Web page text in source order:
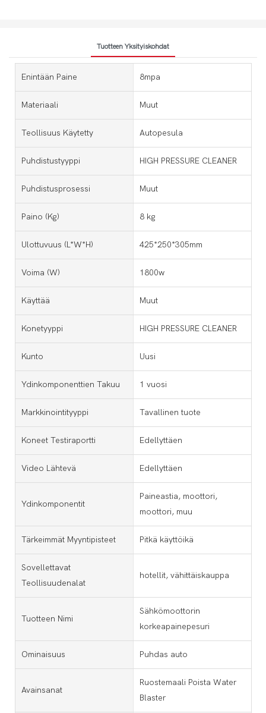
Tuotteen Yksityiskohdat
Enintään Paine 8mpa
Materiaali Muut
Teollisuus Käytetty Autopesula
Puhdistustyyppi HIGH PRESSURE CLEANER
Puhdistusprosessi Muut
Paino (kg) 8 kg
Ulottuvuus (l*w*h) 425*250*305mm
Voima (W) 1800w
Käyttää Muut
Konetyyppi HIGH PRESSURE CLEANER
Kunto Uusi
Ydinkomponenttien Takuu 1 vuosi
Markkinointityyppi Tavallinen tuote
Koneet Testiraportti Edellyttäen
Video Lähtevä Edellyttäen
Ydinkomponentit
Paineastia, moottori,
moottori, muu
Tärkeimmät Myyntipisteet Pitkä käyttöikä
Sovellettavat
Teollisuudenalat
hotellit, vähittäiskauppa
Tuotteen Nimi
Sähkömoottorin
korkeapainepesuri
Ominaisuus Puhdas auto
Avainsanat
Ruostemaali Poista Water
Blaster